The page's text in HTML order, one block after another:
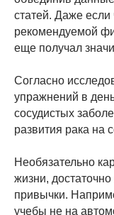
статей. Даже
рекомендуемой
еще получал
Согласно
упражнений в
сосудистых
развития рака на
Необязательно
жизни,
привычки.
учебы не на